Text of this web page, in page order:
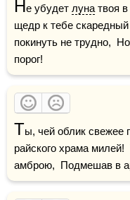
Не убудет луна твоя
щедр к тебе скаредный
покинуть не трудно,
порог!
Ты, чей облик свежее
райского храма милей!
амброю,  Подмешав в